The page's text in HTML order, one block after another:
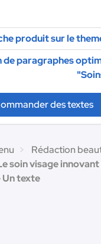
produit sur le
de paragraphes
des textes
Rédaction
soin visage
Un texte